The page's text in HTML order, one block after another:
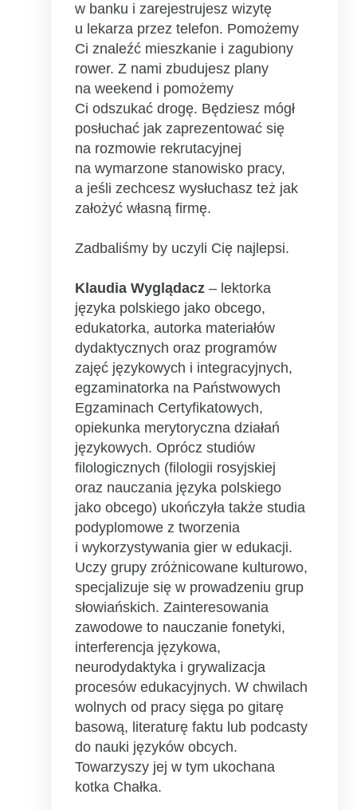
w banku i zarejestrujesz wizytę
u lekarza przez telefon. Pomożemy
Ci znaleźć mieszkanie i zagubiony
rower. Z nami zbudujesz plany
na weekend i pomożemy
Ci odszukać drogę. Będziesz mógł
posłuchać jak zaprezentować się
na rozmowie rekrutacyjnej
na wymarzone stanowisko pracy,
a jeśli zechcesz wysłuchasz też jak
założyć własną firmę.
Zadbaliśmy by uczyli Cię najlepsi.
Klaudia Wyglądacz – lektorka
języka polskiego jako obcego,
edukatorka, autorka materiałów
dydaktycznych oraz programów
zajęć językowych i integracyjnych,
egzaminatorka na Państwowych
Egzaminach Certyfikatowych,
opiekunka merytoryczna działań
językowych. Oprócz studiów
filologicznych (filologii rosyjskiej
oraz nauczania języka polskiego
jako obcego) ukończyła także studia
podyplomowe z tworzenia
i wykorzystywania gier w edukacji.
Uczy grupy zróżnicowane kulturowo,
specjalizuje się w prowadzeniu grup
słowiańskich. Zainteresowania
zawodowe to nauczanie fonetyki,
interferencja językowa,
neurodydaktyka i grywalizacja
procesów edukacyjnych. W chwilach
wolnych od pracy sięga po gitarę
basową, literaturę faktu lub podcasty
do nauki języków obcych.
Towarzyszy jej w tym ukochana
kotka Chałka.